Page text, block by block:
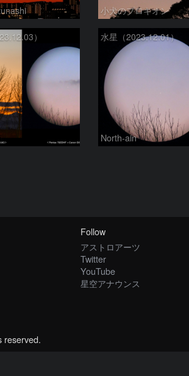
小犬のプロキオン
） 水星（2023.12.01）
North-ain
Follow
アストロアーツ
Twitter
YouTube
星空アナウンス
reserved.